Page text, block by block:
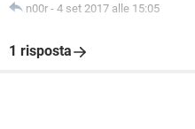
n00r - 4 set 2017 alle 15:05
1 risposta